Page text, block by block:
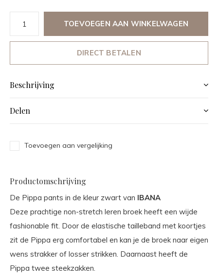
TOEVOEGEN AAN WINKELWAGEN
DIRECT BETALEN
Beschrijving
Delen
Toevoegen aan vergelijking
Productomschrijving
De Pippa pants in de kleur zwart van IBANA
Deze prachtige non-stretch leren broek heeft een wijde
fashionable fit. Door de elastische tailleband met koortjes
zit de Pippa erg comfortabel en kan je de broek naar eigen
wens strakker of losser strikken. Daarnaast heeft de
Pippa twee steekzakken.